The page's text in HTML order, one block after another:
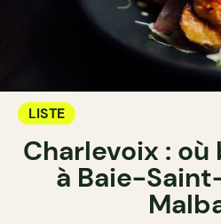
LISTE
Charlevoix :
à Baie-